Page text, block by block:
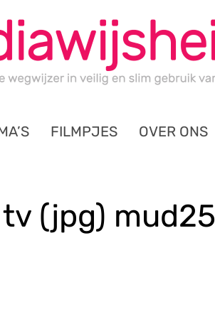
FILMPJES OVER ONS
(jpg) mud25